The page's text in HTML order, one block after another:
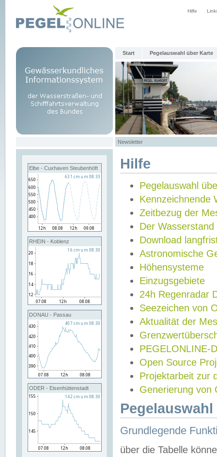
Hilfe
Start Pegelauswahl über Karte
Newsletter
Elbe - Cuxhaven Steubenhöft
RHEIN - Koblenz
DONAU - Passau
ODER - Eisenhüttenstadt
Hilfe
Pegelauswahl
Kennzeichnende
Zeitbezug der
Der Wasserstand
Download
Astronomische
Höhensysteme
Einzugsgebiete
24h Regenradar
Seezeichen von
Aktualität der
PEGELONLINE-
Open Source
Projektarbeit zur
Generierung von
Grundlegende
über die Tabelle